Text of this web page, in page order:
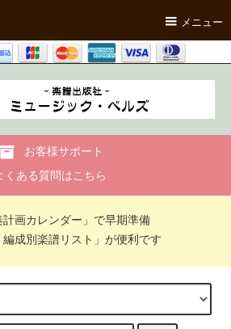
メニュー
お客様サポート
くある質問はこちら
計画カレンダー」で早期準備
編成別楽譜リスト」が便利です